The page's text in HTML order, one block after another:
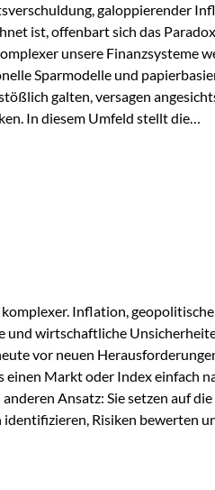
galoppierender
ist, offenbart sich das
unsere Finanzsysteme
Sparmodelle und
galten, versagen
In diesem Umfeld stellt die
auf globale Instabilität.
Inflation, geopolitische
und wirtschaftliche
vor neuen
einen Markt oder Index einfach
Ansatz: Sie setzen auf
identifizieren, Risiken bewerten
einen entscheidenden